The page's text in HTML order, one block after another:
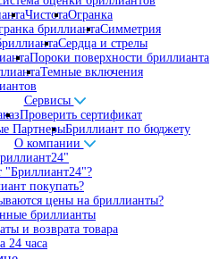
ЧистотаОгранка
бриллиантаСимметрия
Сердца и стрелы
Пороки поверхности бриллианта
Темные включения
Сервисы
Проверить сертификат
ПартнерыБриллиант по бюджету
О компании
"Бриллиант24"?
покупать?
цены на бриллианты?
бриллианты
и возврата товара
24 часа